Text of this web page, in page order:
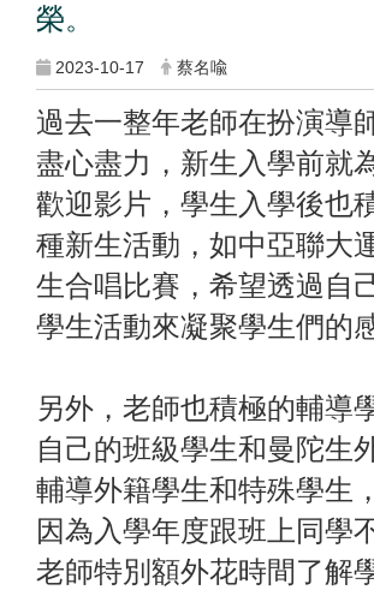
榮。
2023-10-17 蔡名喩
過去一整年老師在扮演導
盡心盡力，新生入學前就
歡迎影片，學生入學後也
種新生活動，如中亞聯大
生合唱比賽，希望透過自
學生活動來凝聚學生們的
另外，老師也積極的輔導
自己的班級學生和曼陀生
輔導外籍學生和特殊學生
因為入學年度跟班上同學
老師特別額外花時間了解